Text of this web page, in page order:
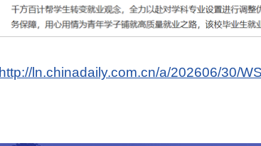
http://ln.chinadaily.com.cn/a/202606/30/